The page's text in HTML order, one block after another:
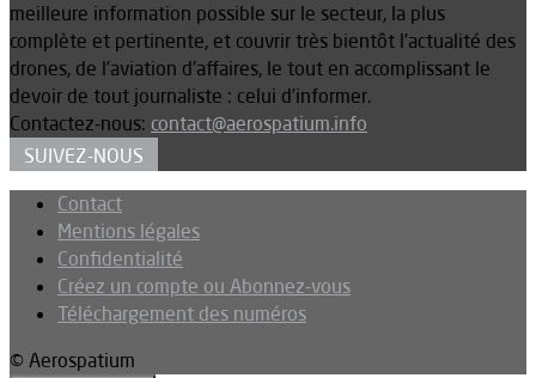
meilleure information possible sur le secteur, la plus
complète et pertinente, et couvrir très bientôt l’actualité des
drones, de l’aviation d’affaires, le tout en accomplissant le
devoir de tout journaliste : celui d’informer.
Contactez-nous: contact@aerospatium.info
SUIVEZ-NOUS
Contact
Mentions légales
Confidentialité
Créez un compte ou Abonnez-vous
Téléchargement des numéros
© Aerospatium